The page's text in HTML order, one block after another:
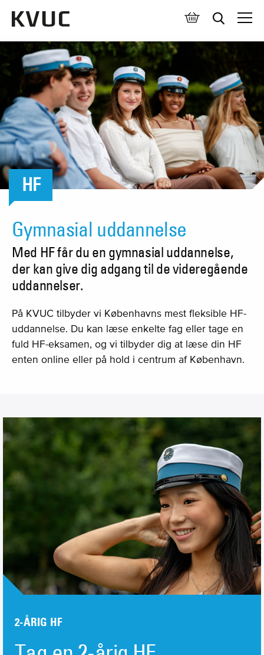
HF
Gymnasial uddannelse
Med HF får du en gymnasial uddannelse,
der kan give dig adgang til de videregående
uddannelser.
På KVUC tilbyder vi Københavns mest fleksible HF-
uddannelse. Du kan læse enkelte fag eller tage en
fuld HF-eksamen, og vi tilbyder dig at læse din HF
enten online eller på hold i centrum af København.
2-ÅRIG HF